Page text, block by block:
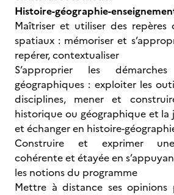
Histoire-géographie-
Maîtriser et utiliser des repères
spatiaux : mémoriser et
repérer, contextualiser
S’approprier les
géographiques : exploiter les
disciplines, mener et
historique ou géographique et la
et échanger en histoire-
Construire et exprimer
cohérente et étayée en
les notions du programme
Mettre à distance ses opinions